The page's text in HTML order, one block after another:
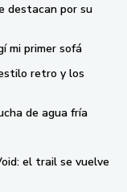
destacan por su
mi primer sofá
retro y los
de agua fría
el trail se vuelve